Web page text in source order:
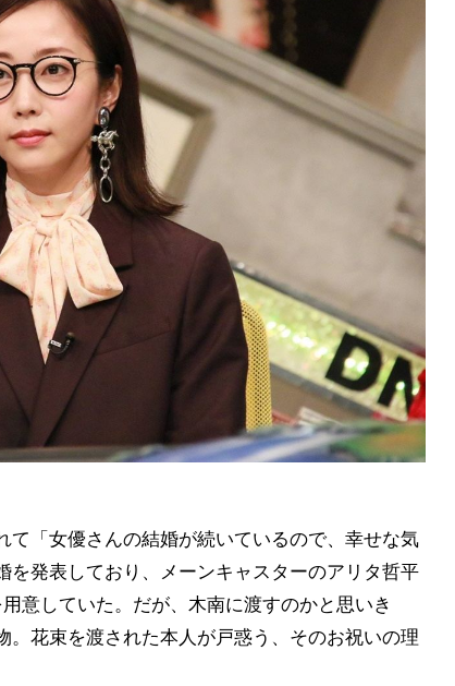
「女優さんの結婚が続いているので、幸せな気
発表しており、メーンキャスターのアリタ哲平
意していた。だが、木南に渡すのかと思いき
花束を渡された本人が戸惑う、そのお祝いの理